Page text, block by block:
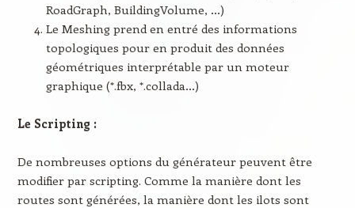
RoadGraph, BuildingVolume, …)
Le Meshing prend en entré des informations
topologiques pour en produit des données
géométriques interprétable par un moteur
graphique (*.fbx, *.collada…)
Le Scripting :
De nombreuses options du générateur peuvent être
modifier par scripting. Comme la manière dont les
routes sont générées, la manière dont les ilots sont